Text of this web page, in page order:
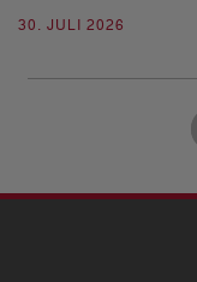
30. JULI 2026